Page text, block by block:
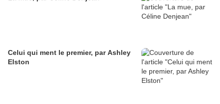
Celui qui ment le premier, par Ashley
Elston